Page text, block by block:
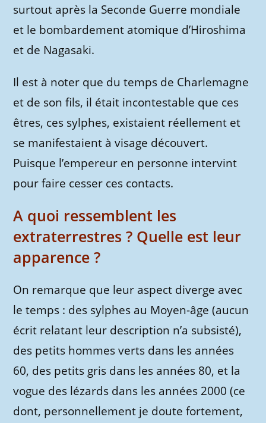
surtout après la Seconde Guerre mondiale
et le bombardement atomique d’Hiroshima
et de Nagasaki.
Il est à noter que du temps de Charlemagne
et de son fils, il était incontestable que ces
êtres, ces sylphes, existaient réellement et
se manifestaient à visage découvert.
Puisque l’empereur en personne intervint
pour faire cesser ces contacts.
A quoi ressemblent les
extraterrestres ? Quelle est leur
apparence ?
On remarque que leur aspect diverge avec
le temps : des sylphes au Moyen-âge (aucun
écrit relatant leur description n’a subsisté),
des petits hommes verts dans les années
60, des petits gris dans les années 80, et la
vogue des lézards dans les années 2000 (ce
dont, personnellement je doute fortement,